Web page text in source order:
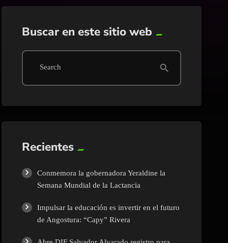
Internacional
Juan José Rios
Nacional
Navolato
Pesca
Policíaca
Buscar en este sitio web
Search search
Recientes
Conmemora la gobernadora Yeraldine la
Semana Mundial de la Lactancia
Impulsar la educación es invertir en el futuro
de Angostura: “Capy” Rivera